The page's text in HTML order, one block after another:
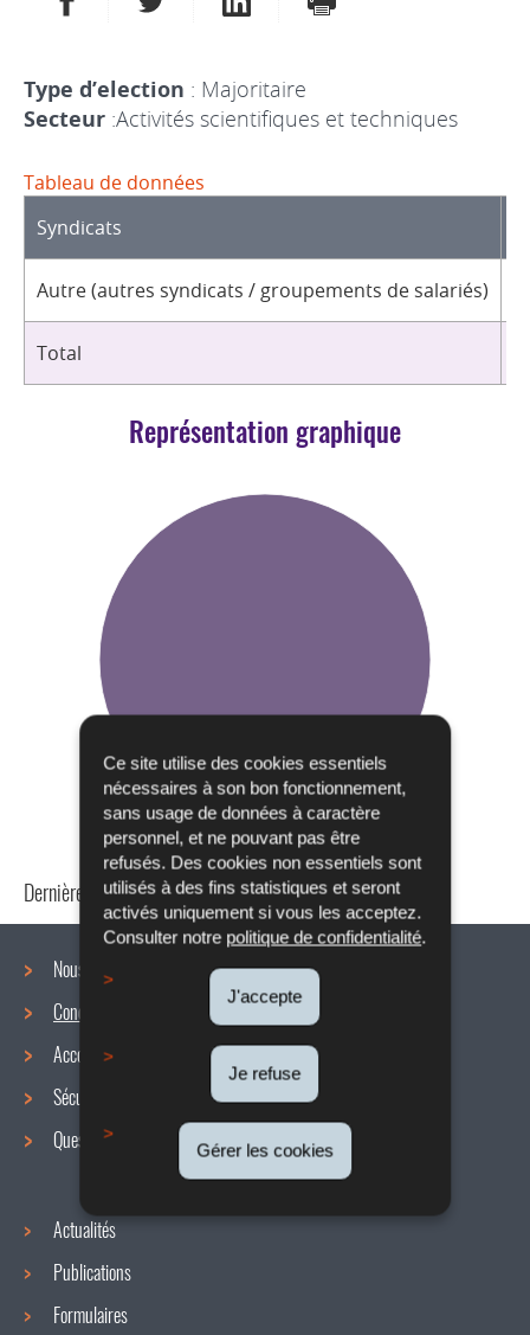
Ce site utilise des cookies essentiels
nécessaires à son bon fonctionnement,
sans usage de données à caractère
personnel, et ne pouvant pas être
refusés. Des cookies non essentiels sont
utilisés à des fins statistiques et seront
activés uniquement si vous les acceptez.
Consulter notre politique de confidentialité.
J'accepte
Je refuse
Gérer les cookies
Type d’election : Majoritaire
Secteur :Activités scientifiques et techniques
Tableau de données
Syndicats
Autre (autres syndicats / groupements de salariés)
Total
Représentation graphique
Dernière mise à jour24/04/2024
Menu
de
navigation
Nous connaître
Conditions de travail
Accords collectifs
Sécurité / Santé au travail
Questions / réponses
Actualités
Publications
Formulaires